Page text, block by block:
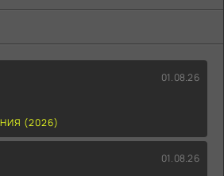
01.08.26
(2026)
01.08.26